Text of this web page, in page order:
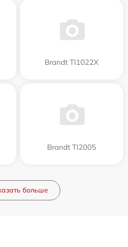
Brandt TI1022X
Brandt TI2005
больше